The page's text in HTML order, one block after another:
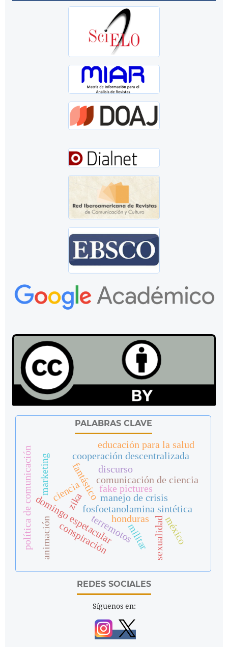
PALABRAS CLAVE
discurso
ciencia comunicación de ciencia
fosfoetanolamina sintética
fantástico
domingo espetacular
marketing
sexualidad
honduras
cooperación descentralizada
política de comunicación fake pictures
zika
educación para la salud
manejo de crisis
terremotos méxico
conspiración militar
animación
REDES SOCIALES
Síguenos en: